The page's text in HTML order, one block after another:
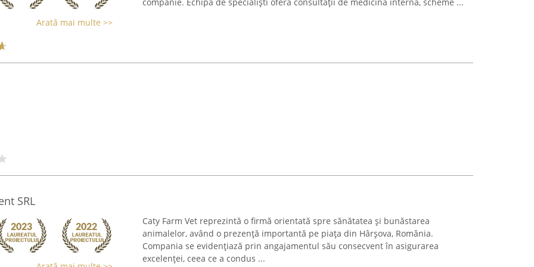
Arată mai multe >>
SRL
Caty Farm Vet reprezintă o firmă orientată spre sănătatea și bunăstarea
animalelor, având o prezență importantă pe piața din Hârșova, România.
Compania se evidențiază prin angajamentul său consecvent în asigurarea
excelenței, ceea ce a condus ...